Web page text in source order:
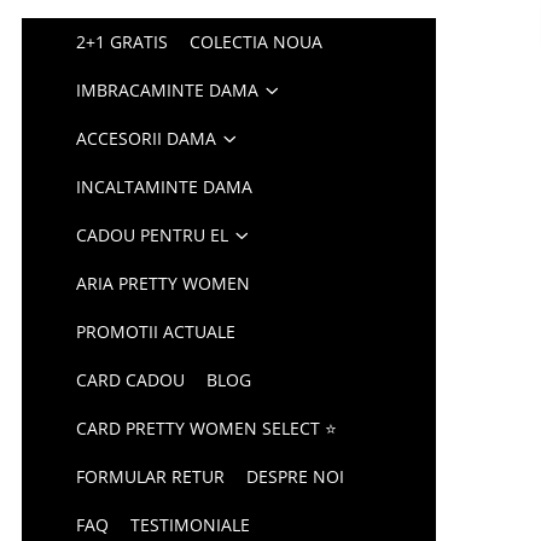
2+1 GRATIS COLECTIA NOUA
IMBRACAMINTE DAMA
ACCESORII DAMA
INCALTAMINTE DAMA
CADOU PENTRU EL
ARIA PRETTY WOMEN
PROMOTII ACTUALE
CARD CADOU BLOG
CARD PRETTY WOMEN SELECT ⭐
FORMULAR RETUR DESPRE NOI
FAQ TESTIMONIALE